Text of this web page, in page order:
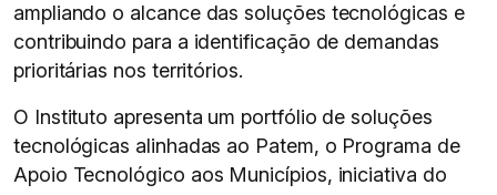
ampliando o alcance das soluções tecnológicas e
contribuindo para a identificação de demandas
prioritárias nos territórios.
O Instituto apresenta um portfólio de soluções
tecnológicas alinhadas ao Patem, o Programa de
Apoio Tecnológico aos Municípios, iniciativa do